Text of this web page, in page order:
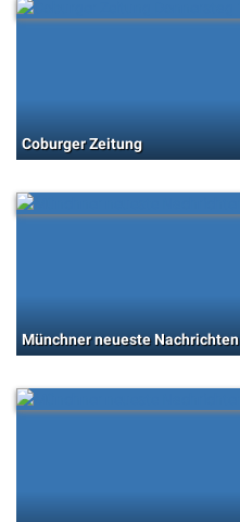
Coburger Zeitung
Münchner neueste Nachrichten